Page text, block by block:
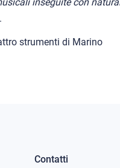
strumenti di Marino
Contatti